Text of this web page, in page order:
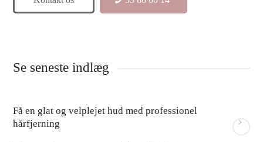
Se seneste indlæg
Få en glat og velplejet hud med professionel
hårfjerning